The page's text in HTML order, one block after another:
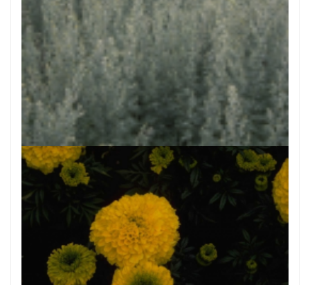
Absintalsem
Artemisia absinthium